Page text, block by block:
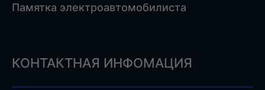
Памятка электроавтомобилиста
КОНТАКТНАЯ ИНФОМАЦИЯ